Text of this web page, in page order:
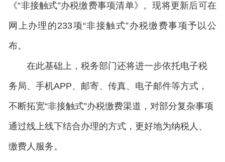
《“非接触式”办税缴费事项清单》。现将更新后可在
网上办理的233项“非接触式”办税缴费事项予以公
布。
在此基础上，税务部门还将进一步依托电子税
务局、手机APP、邮寄、传真、电子邮件等方式，
不断拓宽“非接触式”办税缴费渠道，对部分复杂事项
通过线上线下结合办理的方式，更好地为纳税人、
缴费人服务。